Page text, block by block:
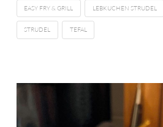
EASY FRY & GRILL LEBKUCHEN STRUDEL
STRUDEL TEFAL